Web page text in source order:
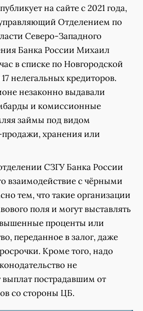
на сайте с 2021 года,
Отделением по
Северо-Западного
Банка России Михаил
в списке по Новгородской
нелегальных кредиторов.
незаконно выдавали
и комиссионные
займы под видом
хранения или
СЗГУ Банка России
взаимодействие с чёрными
тем, что такие организации
поля и могут выставлять
проценты или
переданное в залог, даже
Кроме того, надо
не
выплат пострадавшим от
со стороны ЦБ.